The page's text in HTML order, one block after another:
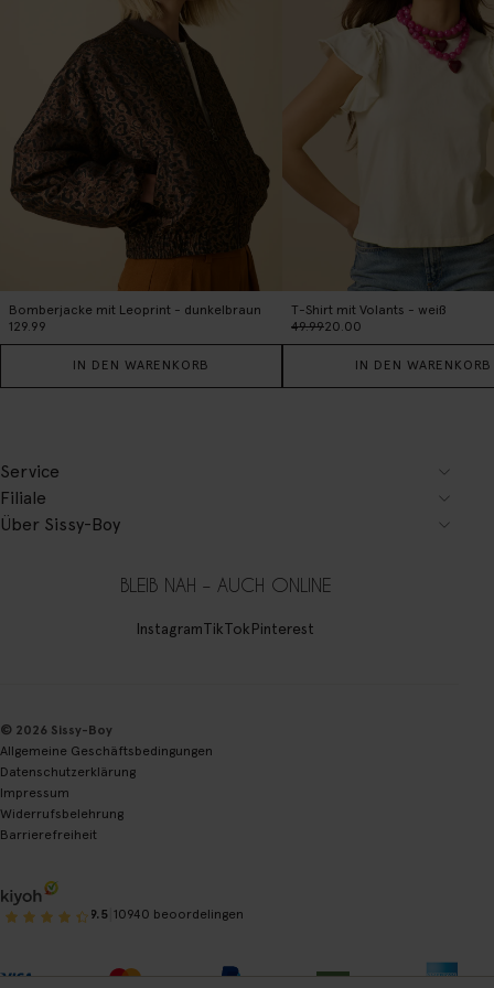
Bomberjacke mit Leoprint - dunkelbraun
129.99
IN DEN WARENKORB
T-Shirt mit Volants - weiß
49.9920.00
IN DEN WARENKORB
Service
Filiale
Über Sissy-Boy
BLEIB NAH – AUCH ONLINE
InstagramTikTokPinterest
© 2026 Sissy-Boy
Allgemeine Geschäftsbedingungen
Datenschutzerklärung
Impressum
Widerrufsbelehrung
Barrierefreiheit
9.5 10940 beoordelingen